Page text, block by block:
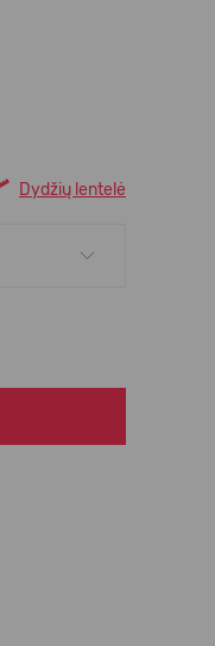
Dydžių lentelė